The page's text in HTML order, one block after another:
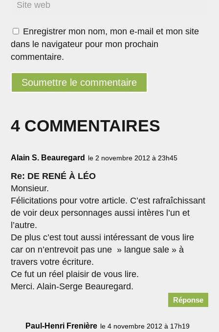
4 COMMENTAIRES
Alain S. Beauregard le 2 novembre 2012 à 23h45
Re: DE RENÉ À LÉO
Monsieur.
Félicitations pour votre article. C’est rafraîchissant
de voir deux personnages aussi intères l’un et
l’autre.
De plus c’est tout aussi intéressant de vous lire
car on n’entrevoit pas une » langue sale » à
travers votre écriture.
Ce fut un réel plaisir de vous lire.
Merci. Alain-Serge Beauregard.
Réponse
Paul-Henri Frenière le 4 novembre 2012 à 17h19
Enregistrer mon nom, mon e-mail et mon site
dans le navigateur pour mon prochain
commentaire.
Soumettre le commentaire